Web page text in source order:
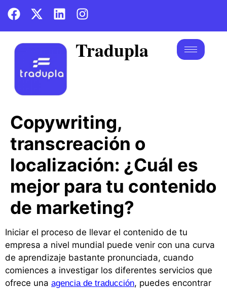
Tradupla
Copywriting,
transcreación o
localización: ¿Cuál es
mejor para tu contenido
de marketing?
Iniciar el proceso de llevar el contenido de tu
empresa a nivel mundial puede venir con una curva
de aprendizaje bastante pronunciada, cuando
comiences a investigar los diferentes servicios que
ofrece una agencia de traducción, puedes encontrar